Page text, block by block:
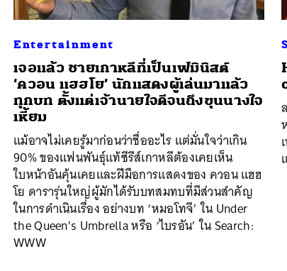
Entertainment
เจอแล้ว ชายเกาหลีที่เป็นเฟมินิสต์
‘ควอน แฮฮโย’ นักแสดงผู้เล่นมาแล้ว
ทุกบท ตั้งแต่เจ้านายใจดีจนถึงขุนนางใจ
เหี้ยม
แม้อาจไม่เคยรู้มาก่อนว่าชื่ออะไร แต่มั่นใจว่าเกิน
90% ของแฟนพันธุ์แท้ซีรีส์เกาหลีต้องเคยเห็น
ใบหน้าอันคุ้นเคยและฝีมือการแสดงของ ควอน แฮฮ
โย ดารารุ่นใหญ่ผู้มักได้รับบทสมทบที่มีส่วนสำคัญ
ในการดำเนินเรื่อง อย่างบท ‘หมอโทจี’ ใน Under
the Queen’s Umbrella หรือ ‘ไบรอัน’ ใน Search:
WWWSHARE